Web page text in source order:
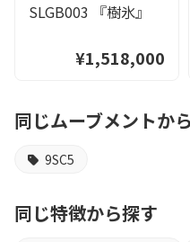
SLGB003 『樹氷』
¥1,518,000
同じムーブメントか
9SC5
同じ特徴から探す